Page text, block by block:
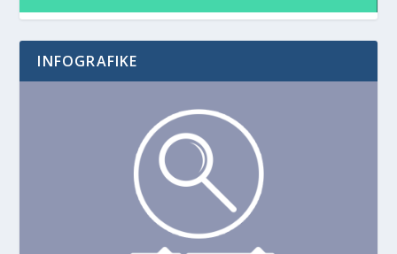
INFOGRAFIKE